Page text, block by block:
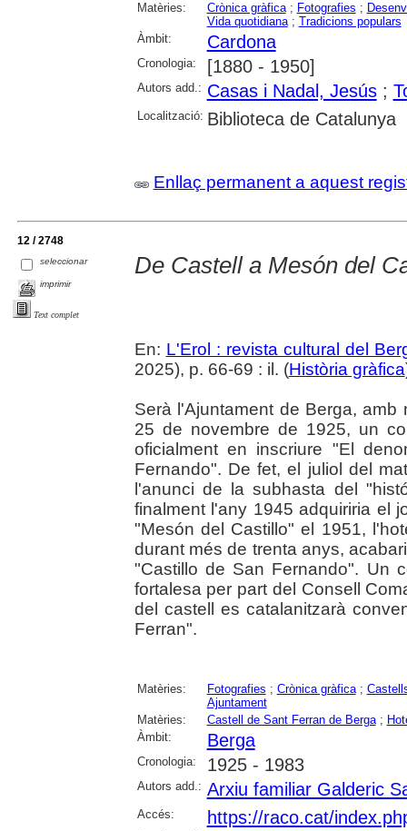
Matèries: Crònica gràfica; Fotografies ;
Vida quotidiana; Tradicions populars
Àmbit:
Cardona
Cronologia: [1880 - 1950]
Autors add.: Casas i Nadal, Jesús;
Localització: Biblioteca de Catalunya
Enllaç permanent a aquest
12 / 2748
seleccionar
imprimir
Text complet
De Castell a Mesón del
En: L'Erol : revista cultural del
2025), p. 66-69 : il. (Història gràfica
Serà l'Ajuntament de Berga,
25 de novembre de 1925, un
oficialment en inscriure "El
Fernando". De fet, el juliol del
l'anunci de la subhasta del
finalment l'any 1945 adquiriria el
"Mesón del Castillo" el 1951,
durant més de trenta anys,
"Castillo de San Fernando". Un
fortalesa per part del Consell
del castell es catalanitzarà
Ferran".
Matèries: Fotografies ; Crònica gràfica;
Ajuntament
Matèries:
Castell de Sant Ferran de Berga;
Àmbit:
Berga
Cronologia: 1925 - 1983
Autors add.: Arxiu familiar Galderic
Accés: https://raco.cat/